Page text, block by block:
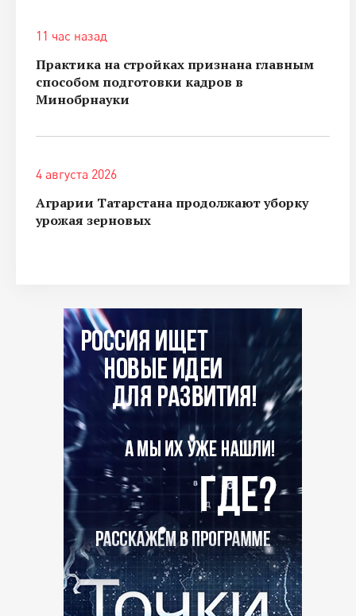
11 час назад
Практика на стройках признана главным
способом подготовки кадров в
Минобрнауки
4 августа 2026
Аграрии Татарстана продолжают уборку
урожая зерновых